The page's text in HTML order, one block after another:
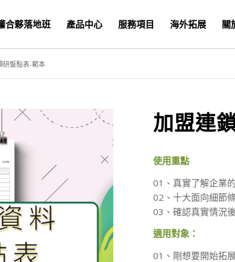
合夥落地班 產品中心 服務項目 海外拓展 關
研盤點表-範本
加盟連
使用重點
01、真實了解企業
02、十大面向細節
03、確認真實情況
適用對象：
01、剛想要開始拓